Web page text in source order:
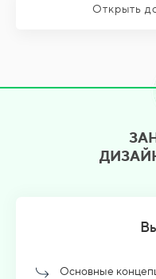
Открыть
Основные